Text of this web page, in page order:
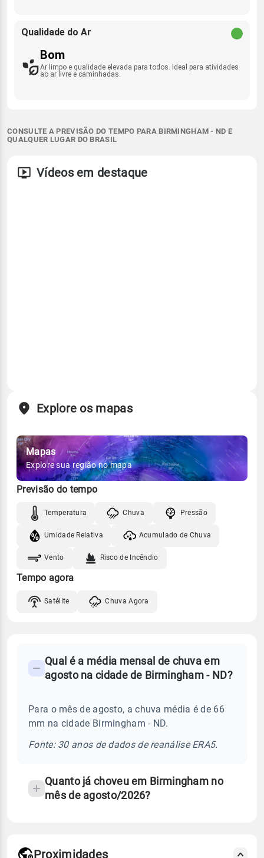
Qualidade do Ar
Bom
Ar limpo e qualidade elevada para todos. Ideal para atividades
ao ar livre e caminhadas.
CONSULTE A PREVISÃO DO TEMPO PARA BIRMINGHAM - ND E
QUALQUER LUGAR DO BRASIL
Vídeos em destaque
Explore os mapas
Mapas
Explore sua região no mapa
Previsão do tempo
Temperatura Chuva Pressão
Umidade Relativa Acumulado de Chuva
Vento Risco de Incêndio
Tempo agora
Satélite Chuva Agora
Perguntas
sobre
chuva
Qual é a média mensal de chuva em
agosto na cidade de Birmingham - ND?
Para o mês de agosto, a chuva média é de 66
mm na cidade Birmingham - ND.
Fonte: 30 anos de dados de reanálise ERA5.
Quanto já choveu em Birmingham no
mês de agosto/2026?
Proximidades